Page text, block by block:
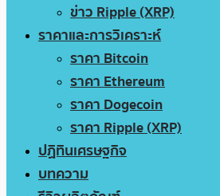
ข่าว Ripple (XRP)
ราคาและการวิเคราะห์
ราคา Bitcoin
ราคา Ethereum
ราคา Dogecoin
ราคา Ripple (XRP)
ปฏิทินเศรษฐกิจ
บทความ